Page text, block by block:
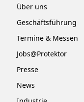
Über uns
Geschäftsführung
Termine & Messen
Jobs@Protektor
Presse
News